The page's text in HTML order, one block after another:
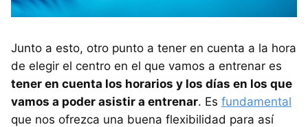
Junto a esto, otro punto a tener en cuenta a la hora
de elegir el centro en el que vamos a entrenar es
tener en cuenta los horarios y los días en los que
vamos a poder asistir a entrenar. Es fundamental
que nos ofrezca una buena flexibilidad para así